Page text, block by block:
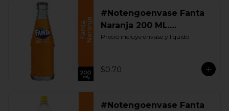
#Notengoenvase Fanta
Naranja 200 ML.
Retornable
Precio incluye envase y líquido
$0.70
#Notengoenvase Fanta